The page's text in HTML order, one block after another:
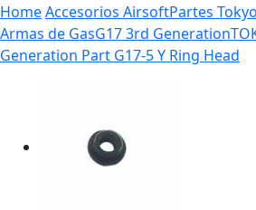
HomeAccesorios AirsoftPartes
Armas de GasG17 3rd Generation
Generation Part G17-5 Y Ring Head